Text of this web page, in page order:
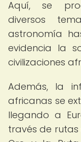
Aquí, se
diversos
astronomía
evidencia la
civilizaciones
Además, la
africanas se
llegando a
través de